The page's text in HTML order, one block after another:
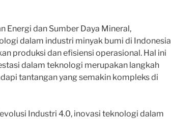
Energi dan Sumber Daya Mineral,
dalam industri minyak bumi di Indonesia
produksi dan efisiensi operasional. Hal ini
dalam teknologi merupakan langkah
tantangan yang semakin kompleks di
Industri 4.0, inovasi teknologi dalam